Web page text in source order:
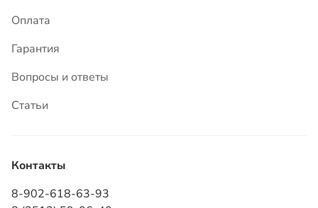
Контакты
8-902-618-63-93
8 (3513) 59-06-40
info@tpkvezdehod.ru
Режим работы: ПН–ПТ 9:00–18:00 (часовая зона